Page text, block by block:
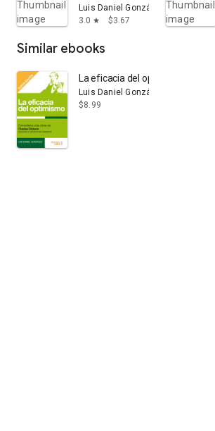
Luis Daniel González
3.0 star $3.67
Similar ebooks
La eficacia del optimismo
Luis Daniel González González
$8.99